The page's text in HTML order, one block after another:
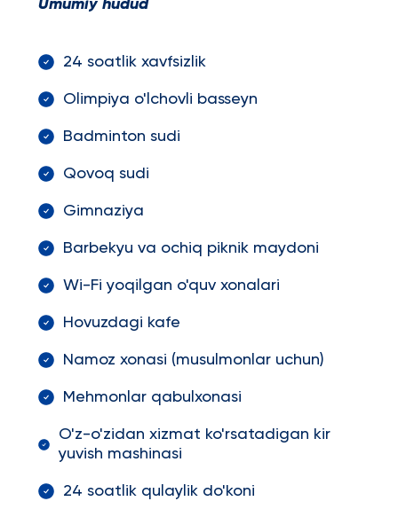
Umumiy hudud
24 soatlik xavfsizlik
Olimpiya o'lchovli basseyn
Badminton sudi
Qovoq sudi
Gimnaziya
Barbekyu va ochiq piknik maydoni
Wi-Fi yoqilgan o'quv xonalari
Hovuzdagi kafe
Namoz xonasi (musulmonlar uchun)
Mehmonlar qabulxonasi
O'z-o'zidan xizmat ko'rsatadigan kir
yuvish mashinasi
24 soatlik qulaylik do'koni